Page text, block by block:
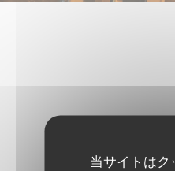
当サイトはク